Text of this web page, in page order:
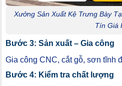
Xưởng Sản Xuất Kệ Trưng Bày
Tín Giá
Bước 3: Sản xuất – Gia công
Gia công CNC, cắt gỗ, sơn tĩnh
Bước 4: Kiểm tra chất lượng